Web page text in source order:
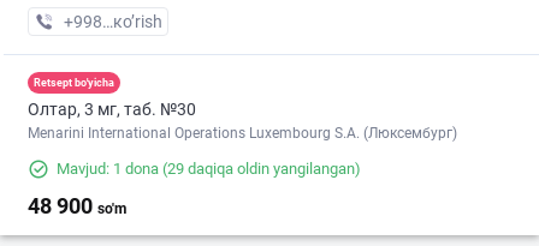
+998 (77) XXX-XX-XX
кo’rish
Retsept bo'yicha
Олтар, 3 мг, таб. №30
Menarini International Operations Luxembourg S.A. (Люксембург)
Mavjud: 1 dona (29 daqiqa oldin yangilangan)
48 900 so'm